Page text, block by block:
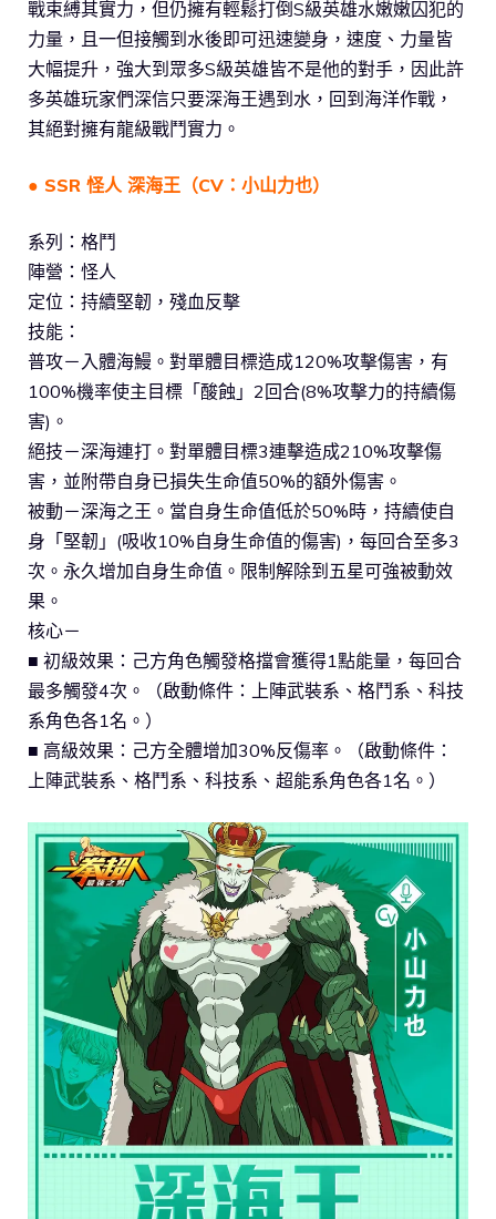
戰束縛其實力，但仍擁有輕鬆打倒S級英雄水嫩嫩囚犯的
力量，且一但接觸到水後即可迅速變身，速度、力量皆
大幅提升，強大到眾多S級英雄皆不是他的對手，因此許
多英雄玩家們深信只要深海王遇到水，回到海洋作戰，
其絕對擁有龍級戰鬥實力。
● SSR 怪人 深海王（CV：小山力也）
系列：格鬥
陣營：怪人
定位：持續堅韌，殘血反擊
技能：
普攻－入體海鰻。對單體目標造成120%攻擊傷害，有
100%機率使主目標「酸蝕」2回合(8%攻擊力的持續傷
害)。
絕技－深海連打。對單體目標3連擊造成210%攻擊傷
害，並附帶自身已損失生命值50%的額外傷害。
被動－深海之王。當自身生命值低於50%時，持續使自
身「堅韌」(吸收10%自身生命值的傷害)，每回合至多3
次。永久增加自身生命值。限制解除到五星可強被動效
果。
核心－
■ 初級效果：己方角色觸發格擋會獲得1點能量，每回合
最多觸發4次。（啟動條件：上陣武裝系、格鬥系、科技
系角色各1名。）
■ 高級效果：己方全體增加30%反傷率。（啟動條件：
上陣武裝系、格鬥系、科技系、超能系角色各1名。）